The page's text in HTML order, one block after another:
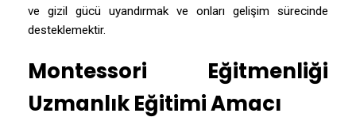
ve gizil gücü uyandırmak ve onları gelişim sürecinde
desteklemektir.
Montessori Eğitmenliği
Uzmanlık Eğitimi Amacı